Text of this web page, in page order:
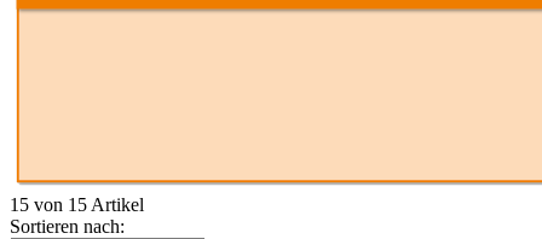
15 von 15 Artikel
Sortieren nach: